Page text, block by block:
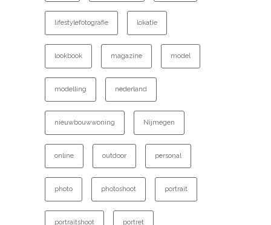
lifestylefotografie lokatie
lookbook magazine model
modelling nederland
nieuwbouwwoning Nijmegen
online outdoor personal
photo photoshoot portrait
portraitshoot portret